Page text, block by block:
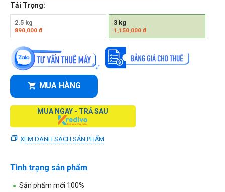
Tải Trọng:
2.5 kg
890,000 đ
3 kg
1,150,000đ
MUA HÀNG
MUA NGAY - TRẢ SAU
XEM DANH SÁCH SẢN PHẨM
Tình trạng sản phẩm
Sản phẩm mới 100%